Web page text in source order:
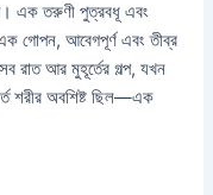
এক তরুণী পুত্রবধূ এবং
গোপন, আবেগপূর্ণ এবং তীব্র
রাত আর মুহূর্তের গল্প, যখন
শরীর অবশিষ্ট ছিল—এক